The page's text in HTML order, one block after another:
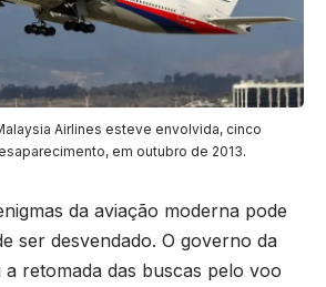
Airlines esteve envolvida, cinco
em outubro de 2013.
da aviação moderna pode
ser desvendado. O governo da
retomada das buscas pelo voo